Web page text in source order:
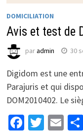
DOMICILIATION
Avis et test de
paradmin 30
Digidom est une
Parajuris et qui
DOM2010402. Le
Facebook
Twitter